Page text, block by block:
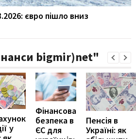
євро пішло вниз
bigmir)net"
у
Фінансова
безпека в
ЄС для
Пенсія в
Україні: як